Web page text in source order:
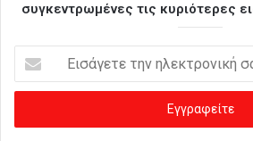
συγκεντρωμένες τις κυριότερες
σ
γ